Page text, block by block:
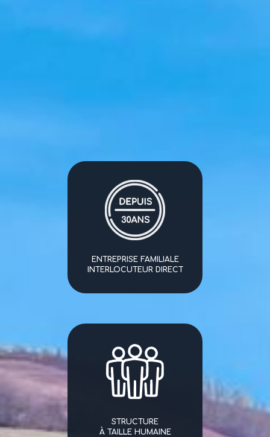
ENTREPRISE FAMILIALE
INTERLOCUTEUR DIRECT
STRUCTURE
À TAILLE HUMAINE